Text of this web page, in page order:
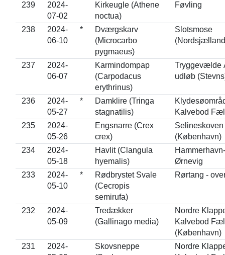
239
2024-
07-02
Kirkeugle (Athene
noctua)
Føvling
238
2024-
06-10
*
Dværgskarv
(Microcarbo
pygmaeus)
Slotsmose
237
2024-
06-07
Karmindompap
(Carpodacus
erythrinus)
Tryggevælde
udløb
236
2024-
05-27
*
Damklire (Tringa
stagnatilis)
Kalvebod
235
2024-
05-26
Engsnarre (Crex
crex)
Selineskoven
(København)
234
2024-
05-18
Havlit (Clangula
hyemalis)
Hammerhavn-
Ørnevig
233
2024-
05-10
*
Rødbrystet Svale
(Cecropis
semirufa)
Rørtang -
232
2024-
05-09
Tredækker
(Gallinago media)
Nordre
Kalvebod
(København)
231
2024-
Skovsneppe
Nordre